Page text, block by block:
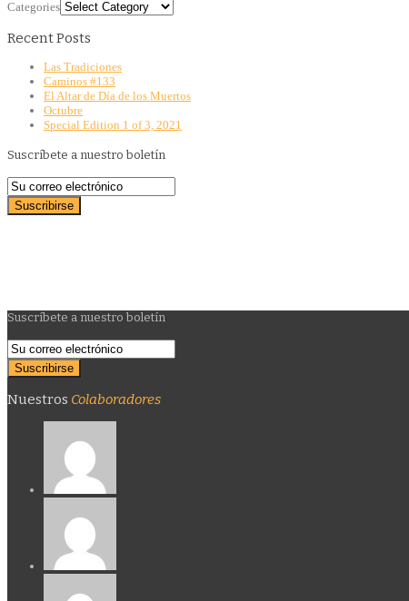
Categories
Recent Posts
Las Tradiciones
Caminos #133
El Altar de Día de los Muertos
Octubre
Special Edition 1 of 3, 2021
Suscríbete a nuestro boletín
Suscríbete a nuestro boletín
Nuestros Colaboradores